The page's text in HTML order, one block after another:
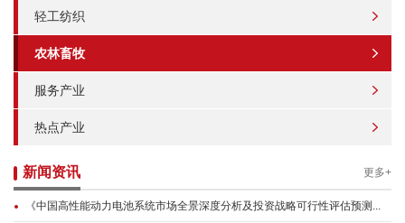
轻工纺织
农林畜牧
服务产业
热点产业
新闻资讯 更多+
《中国高性能动力电池系统市场全景深度分析及投资战略可行性评估预测...